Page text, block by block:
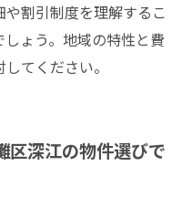
割引制度を理解するこ
ょう。地域の特性と費
てください。
区深江の物件選びで